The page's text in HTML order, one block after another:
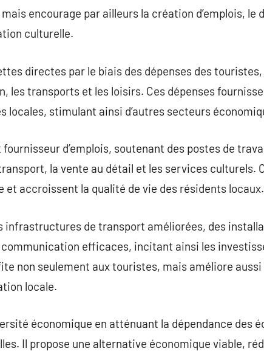
encourage par ailleurs la création d’emplois, le
culturelle.
directes par le biais des dépenses des
les transports et les loisirs. Ces dépenses
locales, stimulant ainsi d’autres secteurs
d’emplois, soutenant des postes de
la vente au détail et les services culturels.
et accroissent la qualité de vie des résidents locaux.
infrastructures de transport améliorées, des
efficaces, incitant ainsi les
non seulement aux touristes, mais améliore
locale.
économique en atténuant la dépendance des
Il propose une alternative économique viable,